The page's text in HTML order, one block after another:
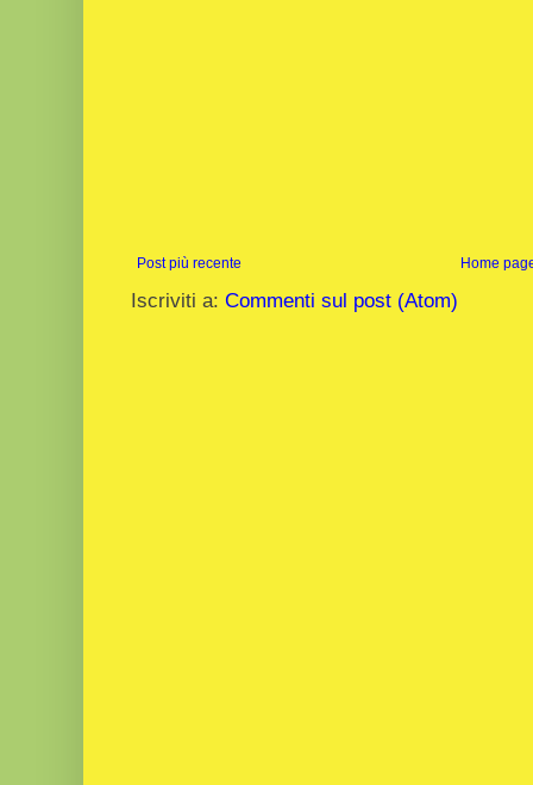
Post più recente Home
Iscriviti a: Commenti sul post (Atom)